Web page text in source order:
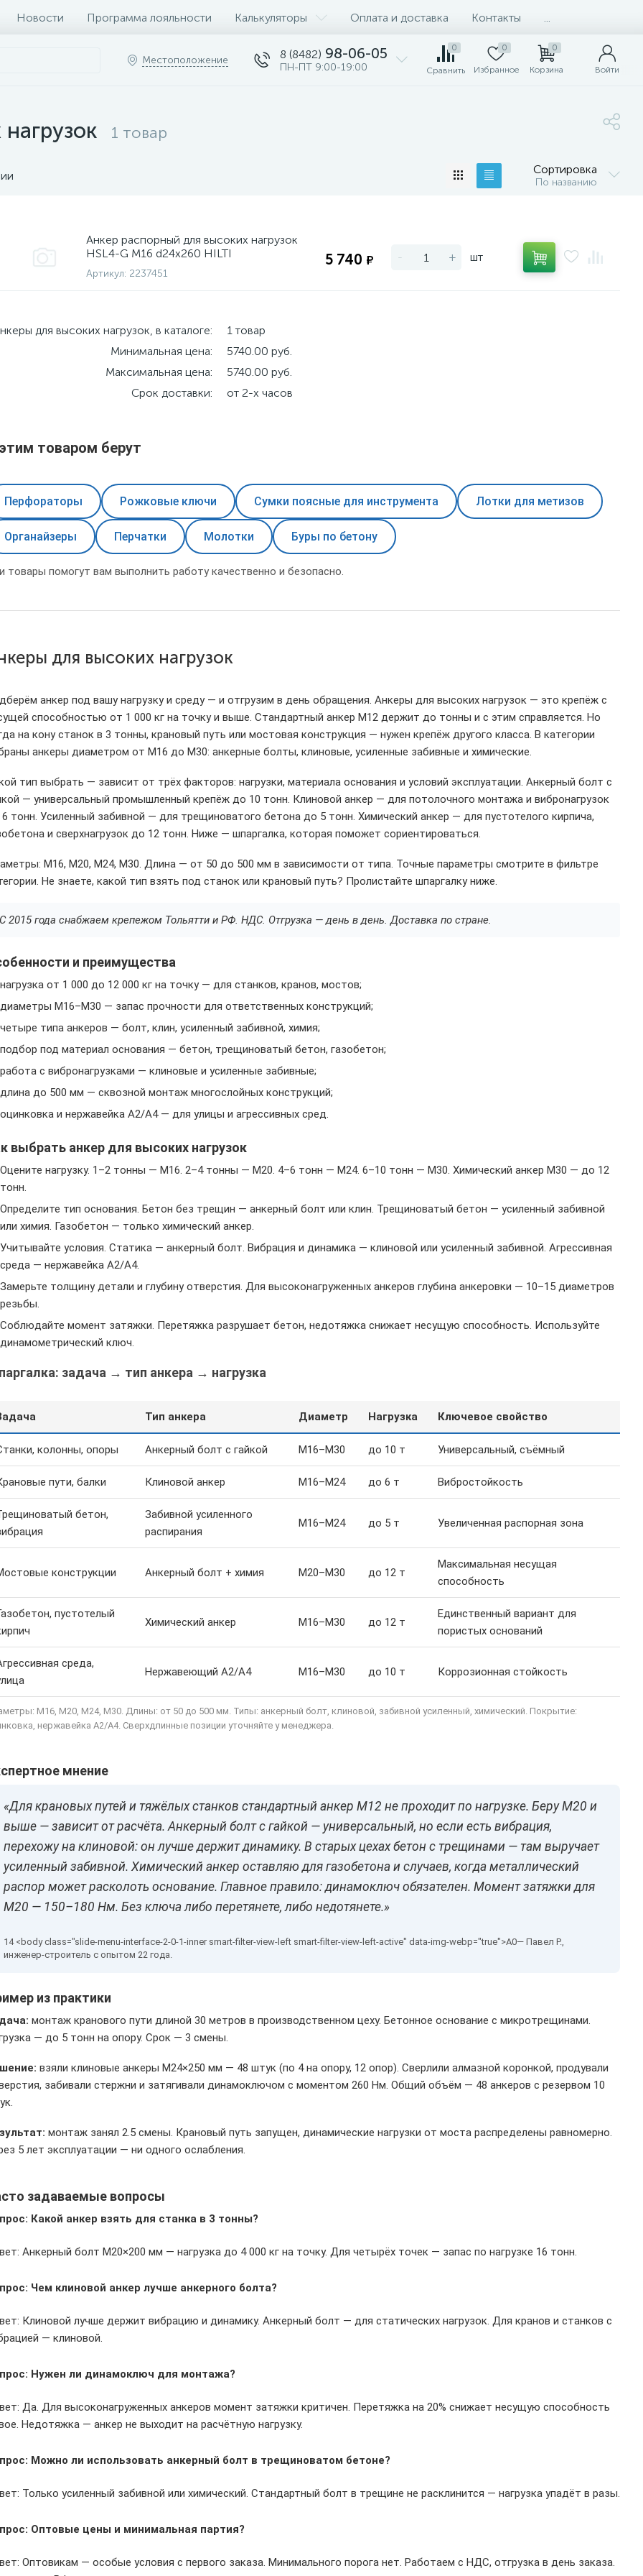
Новости Программа лояльности Калькуляторы Оплата и доставка Контакты
Местоположение 8 (8482) 98-06-05
ПН-ПТ 9:00-19:00
0
Сравнить
0
Избранное
0
Корзина Войти
1 товар
Сортировка
По названию
Анкер распорный для высоких нагрузок
HSL4-G M16 d24x260 HILTI
Артикул: 2237451
5 740 ₽ - + шт
для высоких нагрузок, в каталоге:
1 товар
Минимальная цена:
5740.00 руб.
Максимальная цена:
5740.00 руб.
Срок доставки:
от 2-х часов
товаром берут
Перфораторы Рожковые ключи Сумки поясные для инструмента Лотки для метизов
Органайзеры Перчатки Молотки Буры по бетону
товары помогут вам выполнить работу качественно и безопасно.
для высоких нагрузок
анкер под вашу нагрузку и среду — и отгрузим в день обращения. Анкеры для высоких нагрузок — это крепёж с
способностью от 1 000 кг на точку и выше. Стандартный анкер M12 держит до тонны и с этим справляется. Но
на кону станок в 3 тонны, крановый путь или мостовая конструкция — нужен крепёж другого класса. В категории
анкеры диаметром от M16 до M30: анкерные болты, клиновые, усиленные забивные и химические.
тип выбрать — зависит от трёх факторов: нагрузки, материала основания и условий эксплуатации. Анкерный болт с
— универсальный промышленный крепёж до 10 тонн. Клиновой анкер — для потолочного монтажа и вибронагрузок
тонн. Усиленный забивной — для трещиноватого бетона до 5 тонн. Химический анкер — для пустотелого кирпича,
и сверхнагрузок до 12 тонн. Ниже — шпаргалка, которая поможет сориентироваться.
M16, M20, M24, M30. Длина — от 50 до 500 мм в зависимости от типа. Точные параметры смотрите в фильтре
Не знаете, какой тип взять под станок или крановый путь? Пролистайте шпаргалку ниже.
С 2015 года снабжаем крепежом Тольятти и РФ. НДС. Отгрузка — день в день. Доставка по стране.
и преимущества
нагрузка от 1 000 до 12 000 кг на точку — для станков, кранов, мостов;
диаметры M16–M30 — запас прочности для ответственных конструкций;
четыре типа анкеров — болт, клин, усиленный забивной, химия;
подбор под материал основания — бетон, трещиноватый бетон, газобетон;
работа с вибронагрузками — клиновые и усиленные забивные;
длина до 500 мм — сквозной монтаж многослойных конструкций;
оцинковка и нержавейка A2/A4 — для улицы и агрессивных сред.
выбрать анкер для высоких нагрузок
Оцените нагрузку. 1–2 тонны — M16. 2–4 тонны — M20. 4–6 тонн — M24. 6–10 тонн — M30. Химический анкер M30 — до 12
тонн.
Определите тип основания. Бетон без трещин — анкерный болт или клин. Трещиноватый бетон — усиленный забивной
или химия. Газобетон — только химический анкер.
Учитывайте условия. Статика — анкерный болт. Вибрация и динамика — клиновой или усиленный забивной. Агрессивная
среда — нержавейка A2/A4.
Замерьте толщину детали и глубину отверстия. Для высоконагруженных анкеров глубина анкеровки — 10–15 диаметров
резьбы.
Соблюдайте момент затяжки. Перетяжка разрушает бетон, недотяжка снижает несущую способность. Используйте
динамометрический ключ.
задача → тип анкера → нагрузка
Тип анкера Диаметр Нагрузка Ключевое свойство
колонны, опоры Анкерный болт с гайкой M16–M30 до 10 т Универсальный, съёмный
пути, балки Клиновой анкер M16–M24 до 6 т Вибростойкость
бетон,
Забивной усиленного
распирания
M16–M24 до 5 т Увеличенная распорная зона
конструкции Анкерный болт + химия M20–M30 до 12 т
Максимальная несущая
способность
пустотелый
Химический анкер M16–M30 до 12 т
Единственный вариант для
пористых оснований
среда,
Нержавеющий A2/A4 M16–M30 до 10 т Коррозионная стойкость
M16, M20, M24, M30. Длины: от 50 до 500 мм. Типы: анкерный болт, клиновой, забивной усиленный, химический. Покрытие:
нержавейка A2/A4. Сверхдлинные позиции уточняйте у менеджера.
мнение
«Для крановых путей и тяжёлых станков стандартный анкер M12 не проходит по нагрузке. Беру M20 и
выше — зависит от расчёта. Анкерный болт с гайкой — универсальный, но если есть вибрация,
перехожу на клиновой: он лучше держит динамику. В старых цехах бетон с трещинами — там выручает
усиленный забивной. Химический анкер оставляю для газобетона и случаев, когда металлический
распор может расколоть основание. Главное правило: динамоключ обязателен. Момент затяжки для
M20 — 150–180 Нм. Без ключа либо перетянете, либо недотянете.»
— Павел Р.,
инженер-строитель с опытом 22 года.
из практики
монтаж кранового пути длиной 30 метров в производственном цеху. Бетонное основание с микротрещинами.
— до 5 тонн на опору. Срок — 3 смены.
взяли клиновые анкеры M24×250 мм — 48 штук (по 4 на опору, 12 опор). Сверлили алмазной коронкой, продували
забивали стержни и затягивали динамоключом с моментом 260 Нм. Общий объём — 48 анкеров с резервом 10
монтаж занял 2.5 смены. Крановый путь запущен, динамические нагрузки от моста распределены равномерно.
5 лет эксплуатации — ни одного ослабления.
задаваемые вопросы
Какой анкер взять для станка в 3 тонны?
Анкерный болт M20×200 мм — нагрузка до 4 000 кг на точку. Для четырёх точек — запас по нагрузке 16 тонн.
Чем клиновой анкер лучше анкерного болта?
Клиновой лучше держит вибрацию и динамику. Анкерный болт — для статических нагрузок. Для кранов и станков с
— клиновой.
Нужен ли динамоключ для монтажа?
Да. Для высоконагруженных анкеров момент затяжки критичен. Перетяжка на 20% снижает несущую способность
Недотяжка — анкер не выходит на расчётную нагрузку.
Можно ли использовать анкерный болт в трещиноватом бетоне?
Только усиленный забивной или химический. Стандартный болт в трещине не расклинится — нагрузка упадёт в разы.
Оптовые цены и минимальная партия?
Оптовикам — особые условия с первого заказа. Минимального порога нет. Работаем с НДС, отгрузка в день заказа.